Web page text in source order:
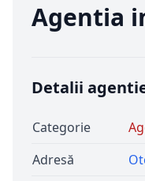
Agentia
Detalii
Categorie
Adresă